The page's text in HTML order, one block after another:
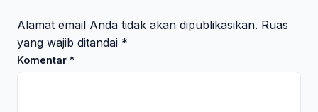
Alamat email Anda tidak akan dipublikasikan. Ruas
yang wajib ditandai *
Komentar *